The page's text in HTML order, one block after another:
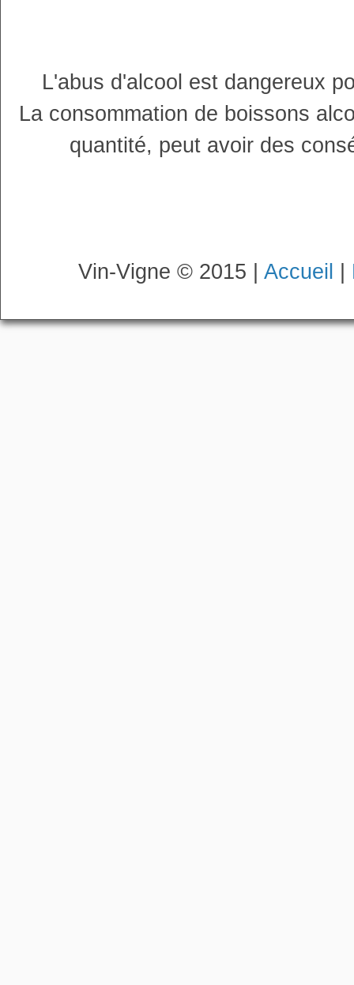
L'abus d'alcool est dangereux
La consommation de boissons
quantité, peut avoir des
Vin-Vigne © 2015 | Accueil